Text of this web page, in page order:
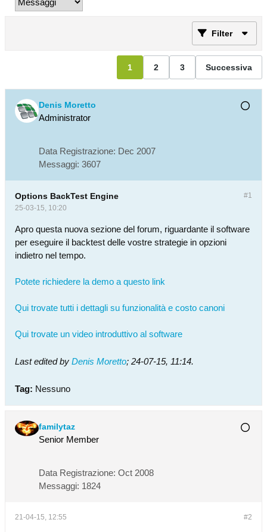
Filter
1 2 3 Successiva
Denis Moretto
Administrator
Data Registrazione: Dec 2007
Messaggi: 3607
#1
Options BackTest Engine
25-03-15, 10:20
Apro questa nuova sezione del forum, riguardante il software
per eseguire il backtest delle vostre strategie in opzioni
indietro nel tempo.
Potete richiedere la demo a questo link
Qui trovate tutti i dettagli su funzionalità e costo canoni
Qui trovate un video introduttivo al software
Last edited by Denis Moretto; 24-07-15, 11:14.
Tag: Nessuno
familytaz
Senior Member
Data Registrazione: Oct 2008
Messaggi: 1824
#2
21-04-15, 12:55